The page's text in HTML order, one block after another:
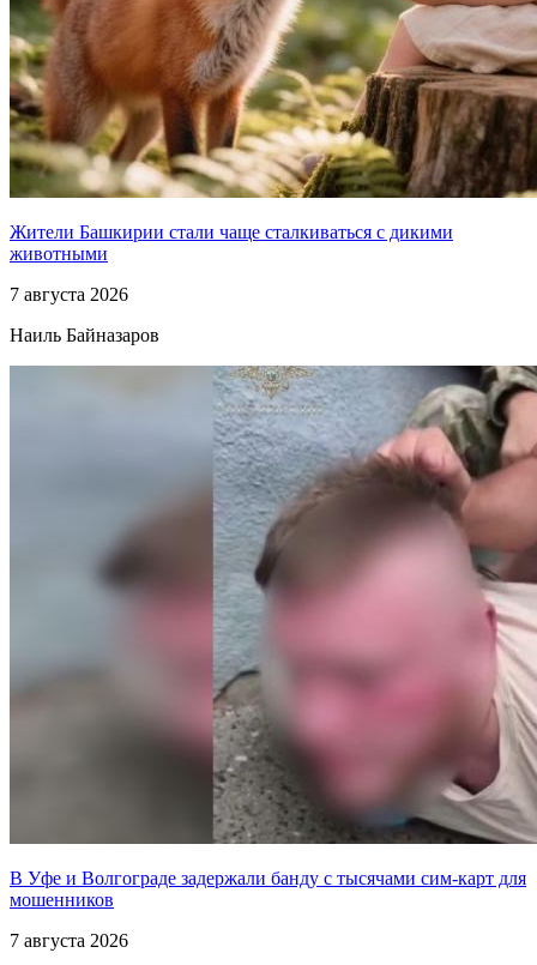
Жители Башкирии стали чаще сталкиваться с дикими
животными
7 августа 2026
Наиль Байназаров
В Уфе и Волгограде задержали банду с тысячами сим-карт для
мошенников
7 августа 2026